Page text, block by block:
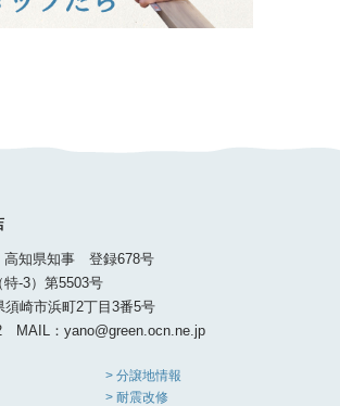
知県知事 登録678号
-3）第5503号
崎市浜町2丁目3番5号
MAIL：yano@green.ocn.ne.jp
> 分譲地情報
> 耐震改修